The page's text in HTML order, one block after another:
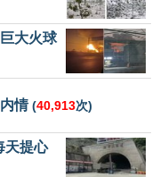
大火球
情(40,913次)
天提心